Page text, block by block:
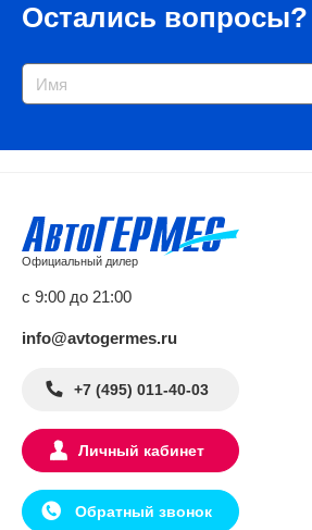
Остались вопросы?
Официальный дилер
с 9:00 до 21:00
info@avtogermes.ru
+7 (495) 011-40-03
Личный кабинет
Обратный звонок